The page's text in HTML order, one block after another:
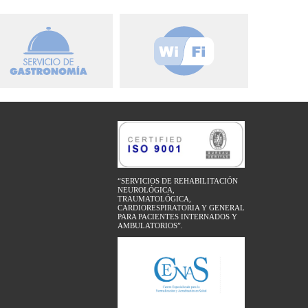
“SERVICIOS DE REHABILITACIÓN
NEUROLÓGICA,
TRAUMATOLÓGICA,
CARDIORESPIRATORIA Y GENERAL
PARA PACIENTES INTERNADOS Y
AMBULATORIOS”.